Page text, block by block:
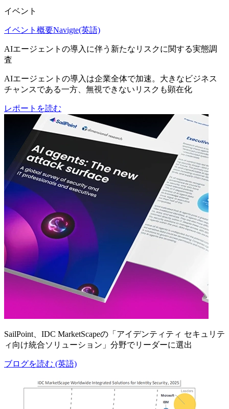
イベント
イベント概要Navigte(英語)
AIエージェントの導入に伴う新たなリスクに関する実態調
査
AIエージェントの導入は企業全体で加速。大きなビジネス
チャンスである一方、無視できないリスクも顕在化
レポートを読む
SailPoint、IDC MarketScapeの「アイデンティティ セキュリテ
ィ向け統合ソリューション」分野でリーダーに選出
ブログを読む (英語)